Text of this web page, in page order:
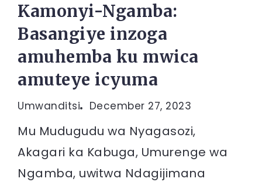
Kamonyi-Ngamba:
Basangiye inzoga
amuhemba ku mwica
amuteye icyuma
Umwanditsi December 27, 2023
Mu Mudugudu wa Nyagasozi,
Akagari ka Kabuga, Umurenge wa
Ngamba, uwitwa Ndagijimana